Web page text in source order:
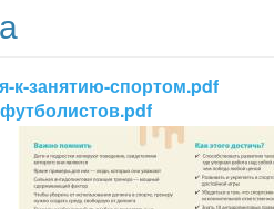
к-занятию-спортом.pdf